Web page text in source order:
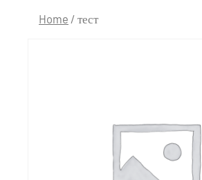
Home / тест